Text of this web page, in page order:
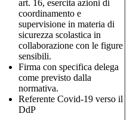
art. 16, esercita azioni di
coordinamento e
supervisione in materia di
sicurezza scolastica in
collaborazione con le figure
sensibili.
Firma con specifica delega
come previsto dalla
normativa.
Referente Covid-19 verso il
DdP